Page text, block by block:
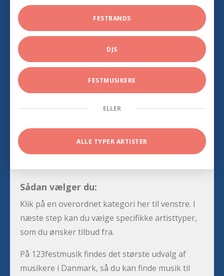
FESTBANDS
DJS
FESTMUSIKERE
ELLER
ALLE TYPER ARTISTER
Sådan vælger du:
Klik på en overordnet kategori her til venstre. I
næste step kan du vælge specifikke artisttyper,
som du ønsker tilbud fra.
På 123festmusik findes det største udvalg af
musikere i Danmark, så du kan finde musik til